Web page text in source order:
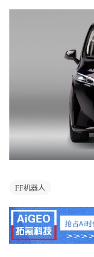
FF机器人